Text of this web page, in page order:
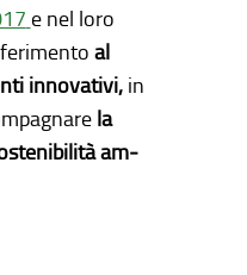
e nel loro
al
innovativi, in
la
am­